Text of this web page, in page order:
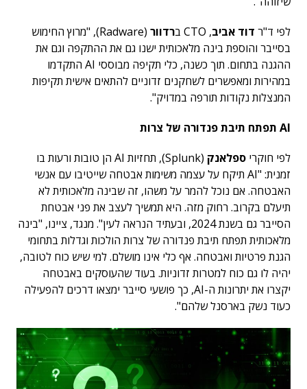
לפי ד"ר דוד אביב, CTO ב רדוור
(Radware), "מרוץ החימוש
בסייבר והוספת בינה מלאכותית ישנו גם את ההתקפה וגם את
ההגנה בתחום. תוך כשנה, כלי תקיפה מבוססי AI התקדמו
במהירות ומאפשרים לשחקנים זדוניים להתאים אישית תקיפות
המנצלות נקודות תורפה במדויק".
AI תפתח תיבת פנדורה של צרות
לפי חוקרי ספלאנק
(Splunk), תחזיות AI הן טובות ורעות בו
זמנית: "AI תיקח על עצמה משימות אבטחה שייטיבו עם אנשי
האבטחה. אם נוכל להמר על משהו, זה שבינה מלאכותית לא
תיעלם בקרוב. רחוק מזה. היא תמשיך לעצב את פני אבטחת
הסייבר גם בשנת 2024, ובעתיד הנראה לעין". מנגד, ציינו, "בינה
מלאכותית תפתח תיבת פנדורה של צרות הולכות וגדלות בתחומי
הגנת פרטיות ואבטחה. אף כלי אינו מושלם. למי שיש כוח לטובה,
יהיה לו גם כוח למטרות זדוניות. בעוד שהעוסקים באבטחה
יקצרו את יתרונות ה-AI, כך פושעי סייבר ימצאו דרכים להפעילה
כעוד נשק בארסנל שלהם".